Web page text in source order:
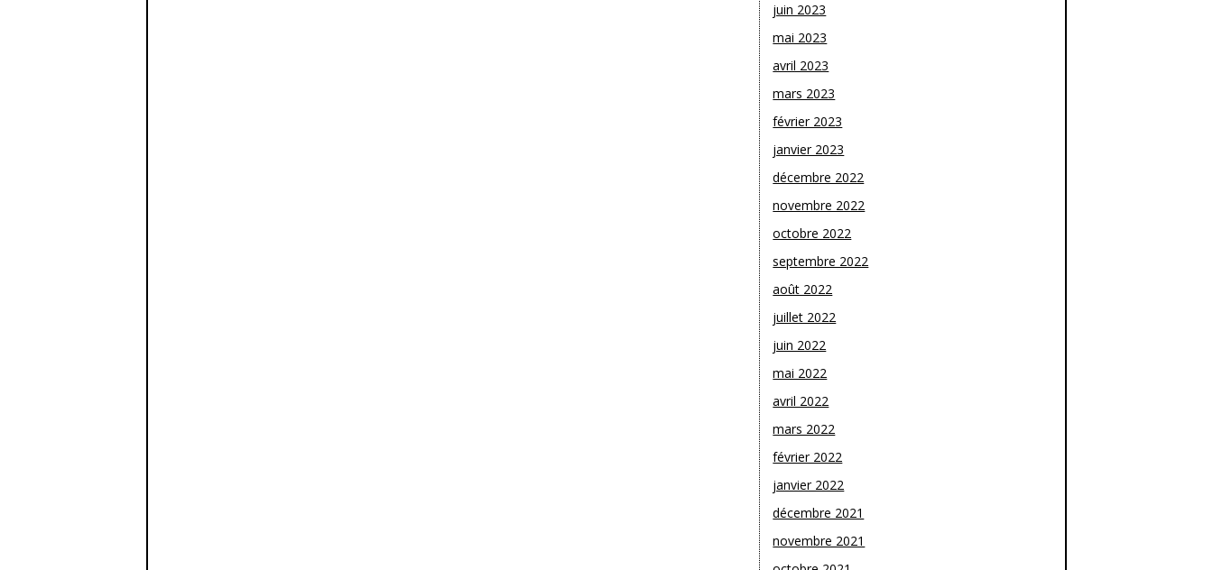
juin 2023
mai 2023
avril 2023
mars 2023
février 2023
janvier 2023
décembre 2022
novembre 2022
octobre 2022
septembre 2022
août 2022
juillet 2022
juin 2022
mai 2022
avril 2022
mars 2022
février 2022
janvier 2022
décembre 2021
novembre 2021